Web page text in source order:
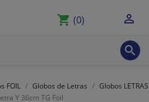
shopping_cart (0) 

FOIL Globos de Letras
Globos LETRAS
Y 36cm TG Foil